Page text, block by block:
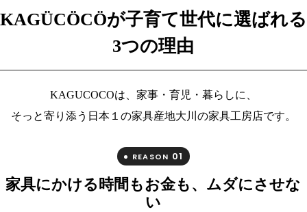
KAGÜCÖCÖが子育て世代に選ばれる
3つの理由
KAGUCOCOは、家事・育児・暮らしに、
そっと寄り添う日本１の家具産地大川の家具工房店です。
REASON 01
家具にかける時間もお金も、ムダにさせな
い